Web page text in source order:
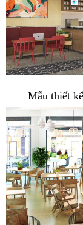
Mẫu thiết